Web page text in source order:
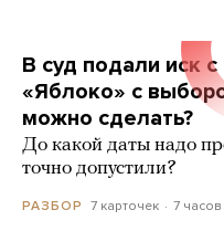
В суд подали иск
«Яблоко» с
можно сделать?
До какой даты надо
точно допустили?
РАЗБОР 7 карточек 7 часов